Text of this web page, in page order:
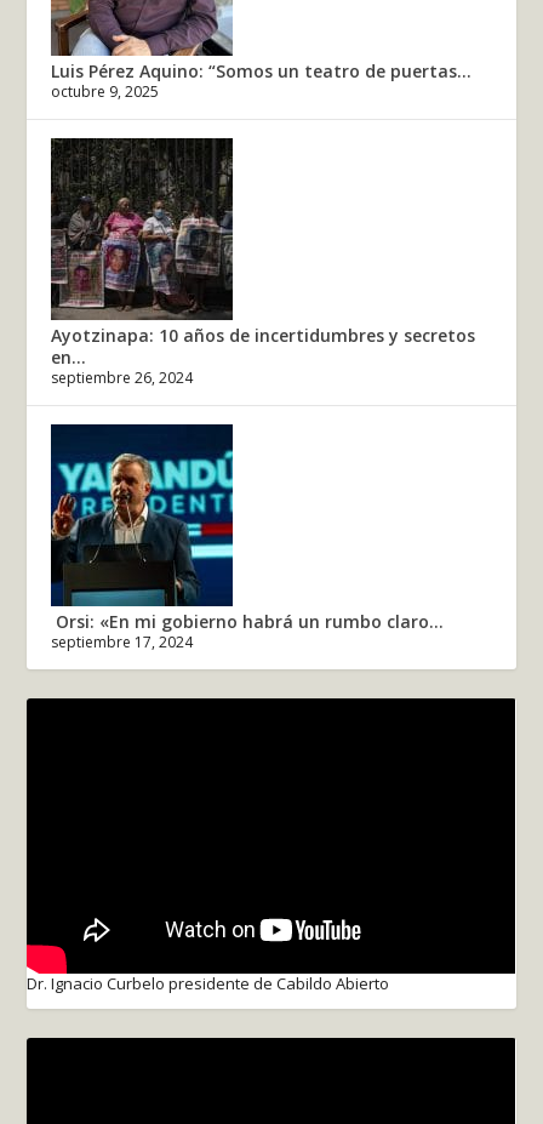
Luis Pérez Aquino: “Somos un teatro de puertas...
octubre 9, 2025
Ayotzinapa: 10 años de incertidumbres y secretos
en...
septiembre 26, 2024
Orsi: «En mi gobierno habrá un rumbo claro...
septiembre 17, 2024
Dr. Ignacio Curbelo presidente de Cabildo Abierto